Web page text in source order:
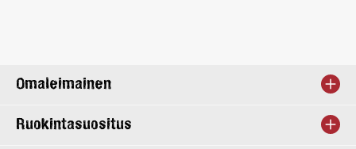
Omaleimainen
Ruokintasuositus